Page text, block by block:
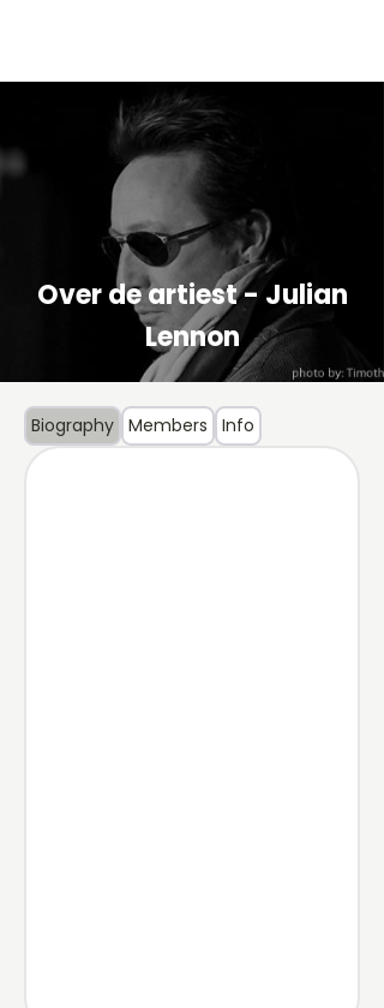
Over de artiest - Julian
Lennon
Biography Members Info